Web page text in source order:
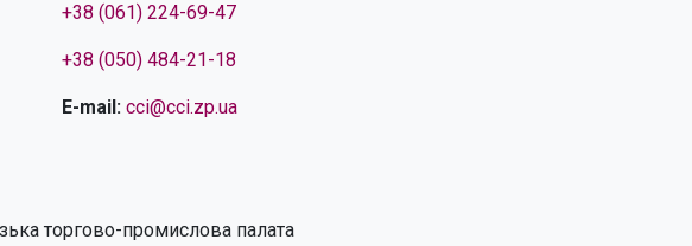
+38 (061) 224-69-47
+38 (050) 484-21-18
E-mail: cci@cci.zp.ua
торгово-промислова палата